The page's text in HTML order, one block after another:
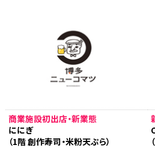
商業施設初出店・新業態
ににぎ
（1階 創作寿司・米粉天ぷら）